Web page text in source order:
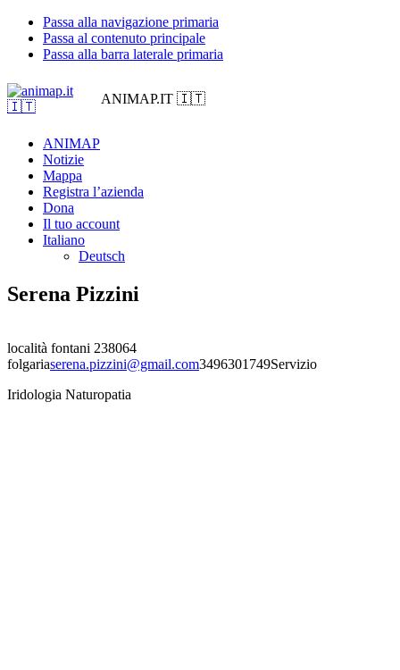
Passa alla navigazione primaria
Passa al contenuto principale
Passa alla barra laterale primaria
ANIMAP.IT 🇮🇹
ANIMAP
Notizie
Mappa
Registra l’azienda
Dona
Il tuo account
Italiano
Deutsch
Serena Pizzini
località fontani 238064
folgariaserena.pizzini@gmail.com3496301749Servizio
Iridologia Naturopatia